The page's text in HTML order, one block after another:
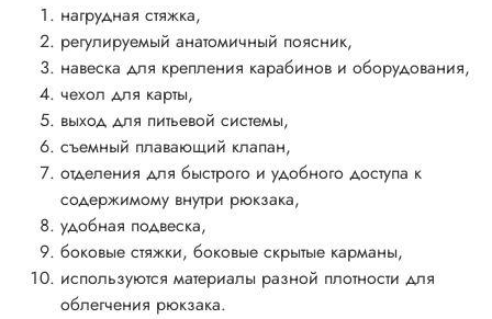
нагрудная стяжка,
регулируемый анатомичный поясник,
навеска для крепления карабинов и оборудования,
чехол для карты,
выход для питьевой системы,
съемный плавающий клапан,
отделения для быстрого и удобного доступа к
содержимому внутри рюкзака,
удобная подвеска,
боковые стяжки, боковые скрытые карманы,
используются материалы разной плотности для
облегчения рюкзака.